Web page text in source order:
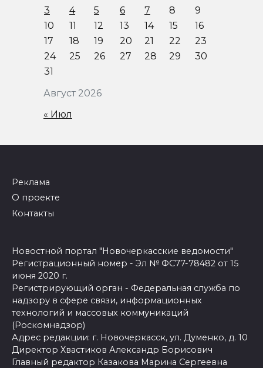
Август 2026
3
4 5 6 7 8
9
10
11 12 13 14 15
16
17
18 19 20 21 22
23
24
25 26 27 28 29
30
31
« Июл
Реклама
О проекте
Контакты
Новостной портал "Новочеркасские ведомости"
Регистрационный номер - Эл № ФС77-78482 от 15
июня 2020 г.
Регистрирующий орган - Федеральная служба по
надзору в сфере связи, информационных
технологий и массовых коммуникаций
(Роскомнадзор)
Адрес редакции: г. Новочеркасск, ул. Думенко, д. 10
Директор Хвастиков Александр Борисович
Главный редактор Казакова Марина Сергеевна